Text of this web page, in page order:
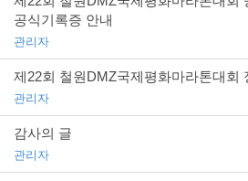
공식기록증 안내
관리자
제22회 철원DMZ국제평화마라톤대회
관리자
감사의 글
관리자